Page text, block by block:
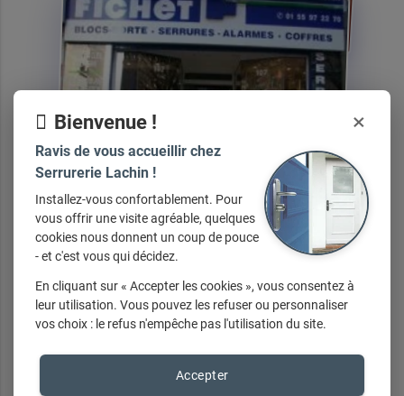
Nos services
Bienvenue ! ×
Ravis de vous accueillir chez
Serrurerie Lachin !
Installez-vous confortablement. Pour
vous offrir une visite agréable, quelques
cookies nous donnent un coup de pouce
- et c'est vous qui décidez.
En cliquant sur « Accepter les cookies », vous consentez à
leur utilisation. Vous pouvez les refuser ou personnaliser
vos choix : le refus n'empêche pas l'utilisation du site.
Accepter